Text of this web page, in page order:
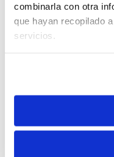
combinarla con otra
que hayan recopilado
servicios.
• Material ABS de
• Candado
• Compatible con
Profundidad exterior:
Longitud interior
Longitud interior de